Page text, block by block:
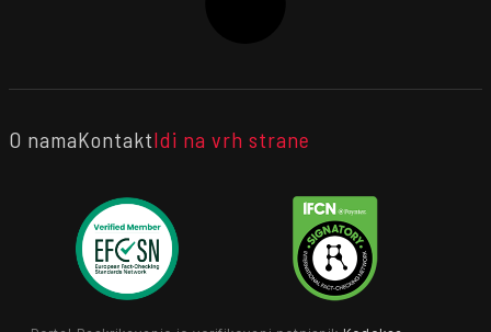
O namaKontaktIdi na vrh strane